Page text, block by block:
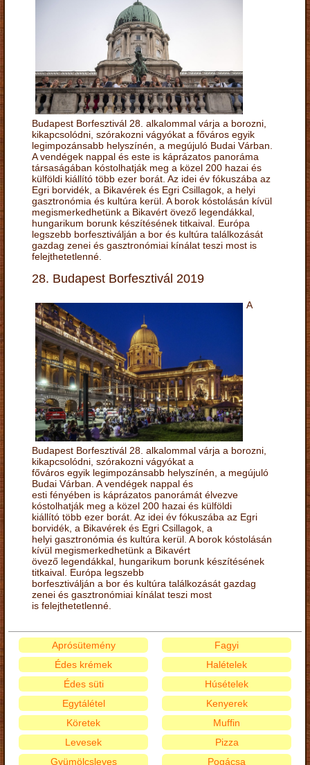
Budapest Borfesztivál 28. alkalommal várja a borozni,
kikapcsolódni, szórakozni vágyókat a főváros egyik
legimpozánsabb helyszínén, a megújuló Budai Várban.
A vendégek nappal és este is káprázatos panoráma
társaságában kóstolhatják meg a közel 200 hazai és
külföldi kiállító több ezer borát. Az idei év fókuszába az
Egri borvidék, a Bikavérek és Egri Csillagok, a helyi
gasztronómia és kultúra kerül. A borok kóstolásán kívül
megismerkedhetünk a Bikavért övező legendákkal,
hungarikum borunk készítésének titkaival. Európa
legszebb borfesztiválján a bor és kultúra találkozását
gazdag zenei és gasztronómiai kínálat teszi most is
felejthetetlenné.
28. Budapest Borfesztivál 2019
A
Budapest Borfesztivál 28. alkalommal várja a borozni,
kikapcsolódni, szórakozni vágyókat a
főváros egyik legimpozánsabb helyszínén, a megújuló
Budai Várban. A vendégek nappal és
esti fényében is káprázatos panorámát élvezve
kóstolhatják meg a közel 200 hazai és külföldi
kiállító több ezer borát. Az idei év fókuszába az Egri
borvidék, a Bikavérek és Egri Csillagok, a
helyi gasztronómia és kultúra kerül. A borok kóstolásán
kívül megismerkedhetünk a Bikavért
övező legendákkal, hungarikum borunk készítésének
titkaival. Európa legszebb
borfesztiválján a bor és kultúra találkozását gazdag
zenei és gasztronómiai kínálat teszi most
is felejthetetlenné.
Aprósütemény
Édes krémek
Édes süti
Egytálétel
Fagyi
Halételek
Húsételek
Kenyerek
Köretek
Levesek
Gyümölcsleves
Muffin
Pizza
Pogácsa